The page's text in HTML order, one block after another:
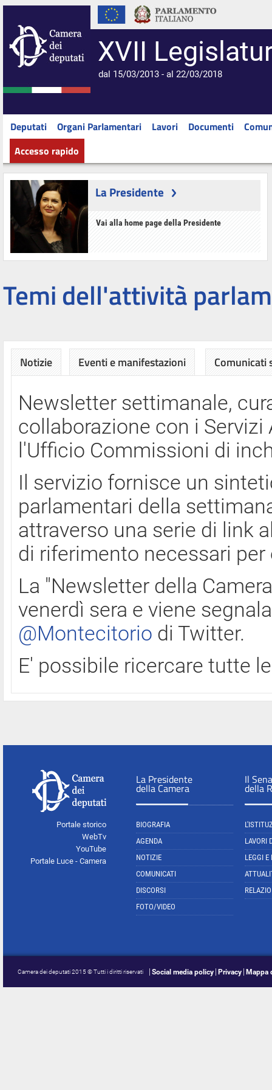
XVII
dal 15/03/2013 - al 22/03/2018
Deputati Organi Parlamentari Lavori Documenti
Accesso rapido
La Presidente
Vai alla home page della Presidente
Temi dell'attività
Notizie Eventi e manifestazioni Comunicati
Newsletter settimanale,
collaborazione con i
l'Ufficio Commissioni di
Il servizio fornisce un
parlamentari della
attraverso una serie di link
di riferimento necessari
La "Newsletter della
venerdì sera e viene
@Montecitorio di Twitter.
E' possibile ricercare tutte
Portale storico
WebTv
YouTube
Portale Luce - Camera
La Presidente
della Camera
BIOGRAFIA
AGENDA
NOTIZIE
COMUNICATI
DISCORSI
FOTO/VIDEO
Il
della
LAVORI
LEGGI E
Camera dei deputati 2015 © Tutti i diritti riservati Social media policy Privacy Mappa